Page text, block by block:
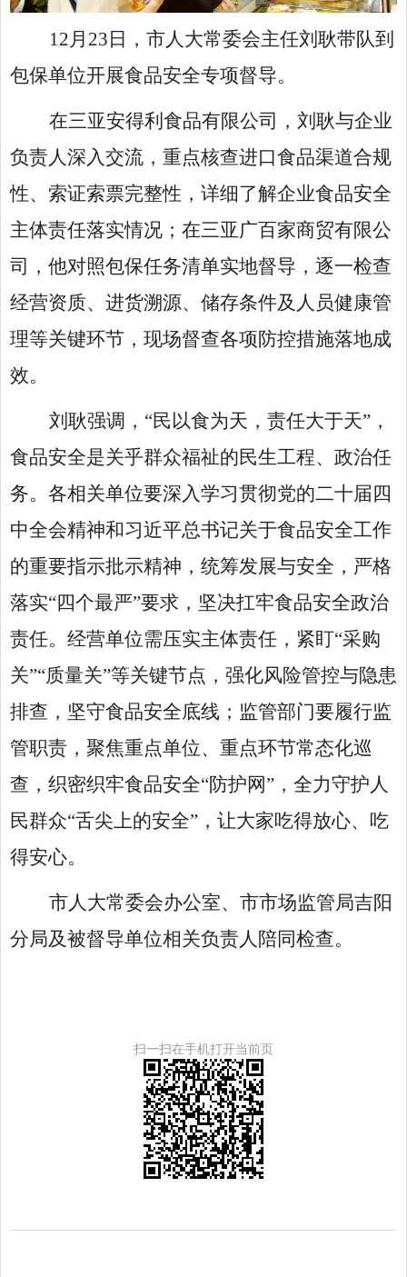
12月23日，市人大常委会主任刘耿带队到
包保单位开展食品安全专项督导。
在三亚安得利食品有限公司，刘耿与企业
负责人深入交流，重点核查进口食品渠道合规
性、索证索票完整性，详细了解企业食品安全
主体责任落实情况；在三亚广百家商贸有限公
司，他对照包保任务清单实地督导，逐一检查
经营资质、进货溯源、储存条件及人员健康管
理等关键环节，现场督查各项防控措施落地成
效。
刘耿强调， “民以食为天，责任大于天”，
食品安全是关乎群众福祉的民生工程、政治任
务。各相关单位要深入学习贯彻党的二十届四
中全会精神和习近平总书记关于食品安全工作
的重要指示批示精神，统筹发展与安全，严格
落实“四个最严”要求，坚决扛牢食品安全政治
责任。经营单位需压实主体责任，紧盯“采购
关”“质量关”等关键节点，强化风险管控与隐患
排查，坚守食品安全底线；监管部门要履行监
管职责，聚焦重点单位、重点环节常态化巡
查，织密织牢食品安全“防护网”，全力守护人
民群众“舌尖上的安全”，让大家吃得放心、吃
得安心。
市人大常委会办公室、市市场监管局吉阳
分局及被督导单位相关负责人陪同检查。
扫一扫在手机打开当前页